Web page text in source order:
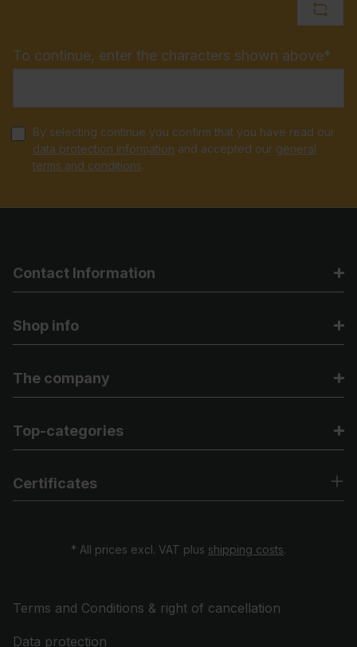
To continue, enter the characters shown above*
By selecting continue you confirm that you have read our
data protection information and accepted our general
terms and conditions.
Contact Information
Shop info
The company
Top-categories
Certificates
* All prices excl. VAT plus shipping costs.
Terms and Conditions & right of cancellation
Data protection